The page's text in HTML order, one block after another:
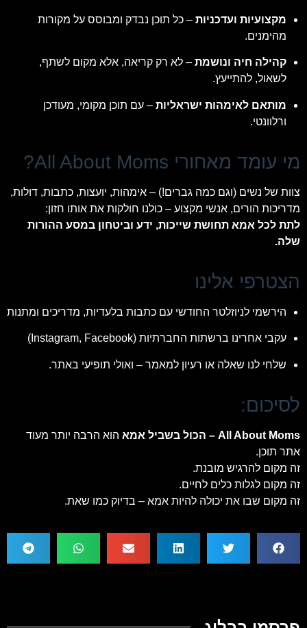
מקצועיות ועדכניות – כל תוכן נבדק ומבוסס על מקורות
מהימנים.
קהילה חיה ונושמת – לא רק קריאה, אלא מקום לשתף,
לשאול, להתייעץ.
מותאם לאימהות ישראליות – עם תוכן מקומי, מעודכן
ורלוונטי.
מי עומד מאחורי All About Moms?
צוות של נשים (וגם כמה גברים!) – אימהות, יועצות, כתבות, דולות,
מדריכות הורים, אנשי מקצוע – כולנו חולקות את אותו חזון:
לתת לכל אמא תחושת שייכות, ידע וביטחון במסע ההורות
שלה.
הצטרפי אלינו
הירשמי לניוזלטר החודשי עם כתבות בלעדיות, מדריכים ומתנות
עקבי אחרינו ברשתות החברתיות (Instagram, Facebook)
שלחי לנו שאלה או רעיון למאמר – ואולי תופיעי באתר.
לסיכום:
All About Moms – הכול בשביל אמא
הוא הרבה יותר מעוד
אתר תוכן.
זה מקום להרגיש מובנת.
זה מקום לגלות כלים לחיים.
זה מקום שבו את יכולה להיות אמא – בדיוק כמו שאת.